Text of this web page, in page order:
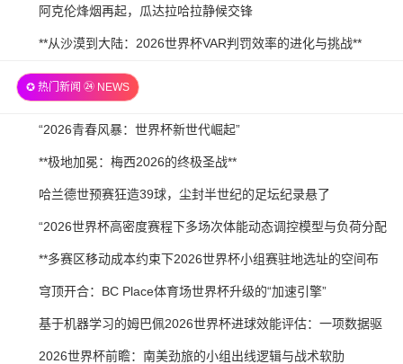
2026-
阿克伦烽烟再起，瓜达拉哈拉静候交锋
2026-
18
**从沙漠到大陆：2026世界杯VAR判罚效率的进化与挑战**
✪ 热门新闻 ㉔ NEWS
2026-
“2026青春风暴：世界杯新世代崛起”
2026-
**极地加冕：梅西2026的终极圣战**
2026-
哈兰德世预赛狂造39球，尘封半世纪的足坛纪录悬了
2026-
“2026世界杯高密度赛程下多场次体能动态调控模型与负荷分配
策略研究”
2026-
**多赛区移动成本约束下2026世界杯小组赛驻地选址的空间布
局优化研究**
2026-
穹顶开合：BC Place体育场世界杯升级的“加速引擎”
2026-
基于机器学习的姆巴佩2026世界杯进球效能评估：一项数据驱
动预测
2026-
2026世界杯前瞻：南美劲旅的小组出线逻辑与战术软肋